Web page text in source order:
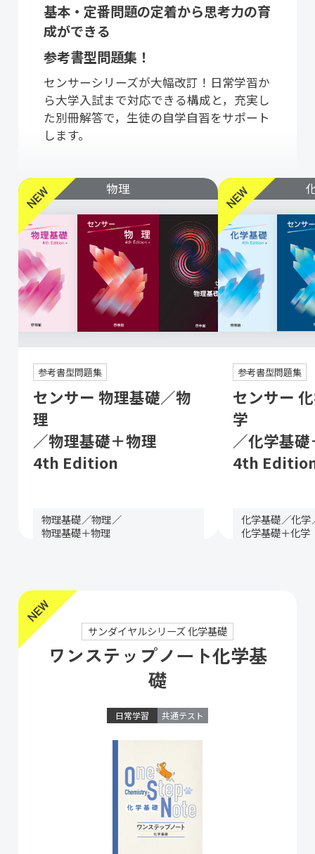
基本・定番問題の定着から思考力の育
成ができる
参考書型問題集！
センサーシリーズが大幅改訂！日常学習か
ら大学入試まで対応できる構成と，充実し
た別冊解答で，生徒の自学自習をサポート
します。
物理
参考書型問題集
センサー 物理基礎／物
理
／物理基礎＋物理
4th Edition
物理基礎
物理
物理基礎＋物理
参考書型問題集
センサー
学
／化学基
4th
化学基礎
化学
化学基礎＋化学
サンダイヤルシリーズ 化学基礎
ワンステップノート化学基
礎
日常学習 共通テスト